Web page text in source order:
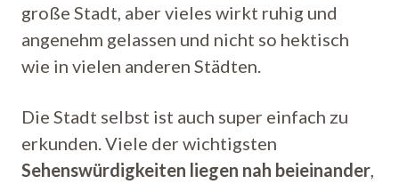
große Stadt, aber vieles wirkt ruhig und
angenehm gelassen und nicht so hektisch
wie in vielen anderen Städten.
Die Stadt selbst ist auch super einfach zu
erkunden. Viele der wichtigsten
Sehenswürdigkeiten liegen nah beieinander